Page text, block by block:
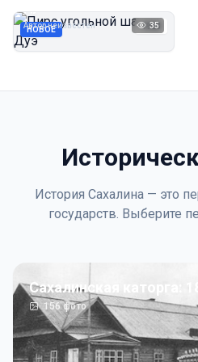
НОВОЕ 1923
Автор неизвестен 35
История Сахалина — это
государств. Выберите
Сахалинская каторга:
156фото